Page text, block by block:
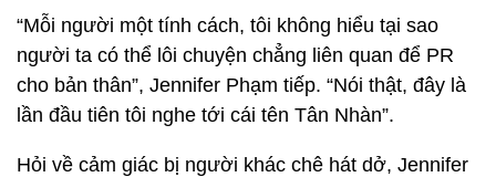
“Mỗi người một tính cách, tôi không hiểu tại sao
người ta có thể lôi chuyện chẳng liên quan để PR
cho bản thân”, Jennifer Phạm tiếp. “Nói thật, đây là
lần đầu tiên tôi nghe tới cái tên Tân Nhàn”.
Hỏi về cảm giác bị người khác chê hát dở, Jennifer